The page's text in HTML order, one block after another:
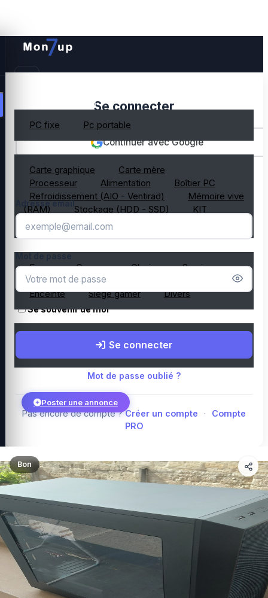
PC gamer occasion
PC fixe Pc portable
Composant PC occasion
Carte graphique
Carte mère
Processeur
Alimentation
Boîtier PC
Refroidissement (AIO - Ventirad)
Mémoire vive
(RAM)
Stockage (HDD - SSD)
KIT
composant PC gamer
Ecran Casque Clavier
Souris
Microphone
Webcam
Enceinte
Siège gamer Divers
Top PC gamer : Intel / AMD
Composants PC gamer
Poster une annonce
Connexion
Se connecter
Continuer avec Google
OU
Adresse email
Se souvenir de moi
Se connecter
Mot de passe oublié ?
Pas encore de compte ? Créer un compte ·
Compte
PRO
Bon